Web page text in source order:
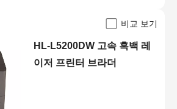
비교 보기
HL-L5200DW 고속 흑백 레
이저 프린터 브라더